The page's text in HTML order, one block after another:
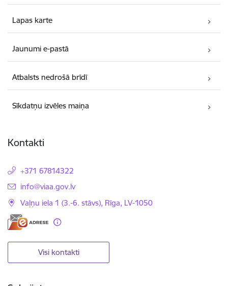
Lapas karte
Jaunumi e-pastā
Atbalsts nedrošā brīdī
Sīkdatņu izvēles maiņa
Kontakti
+371 67814322
E-pasts:
info@viaa.gov.lv
Vaļņu iela 1 (3.-6. stāvs), Rīga, LV-1050
Visi kontakti